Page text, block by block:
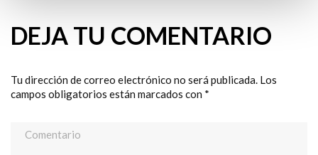
DEJA TU COMENTARIO
Tu dirección de correo electrónico no será publicada. Los
campos obligatorios están marcados con *